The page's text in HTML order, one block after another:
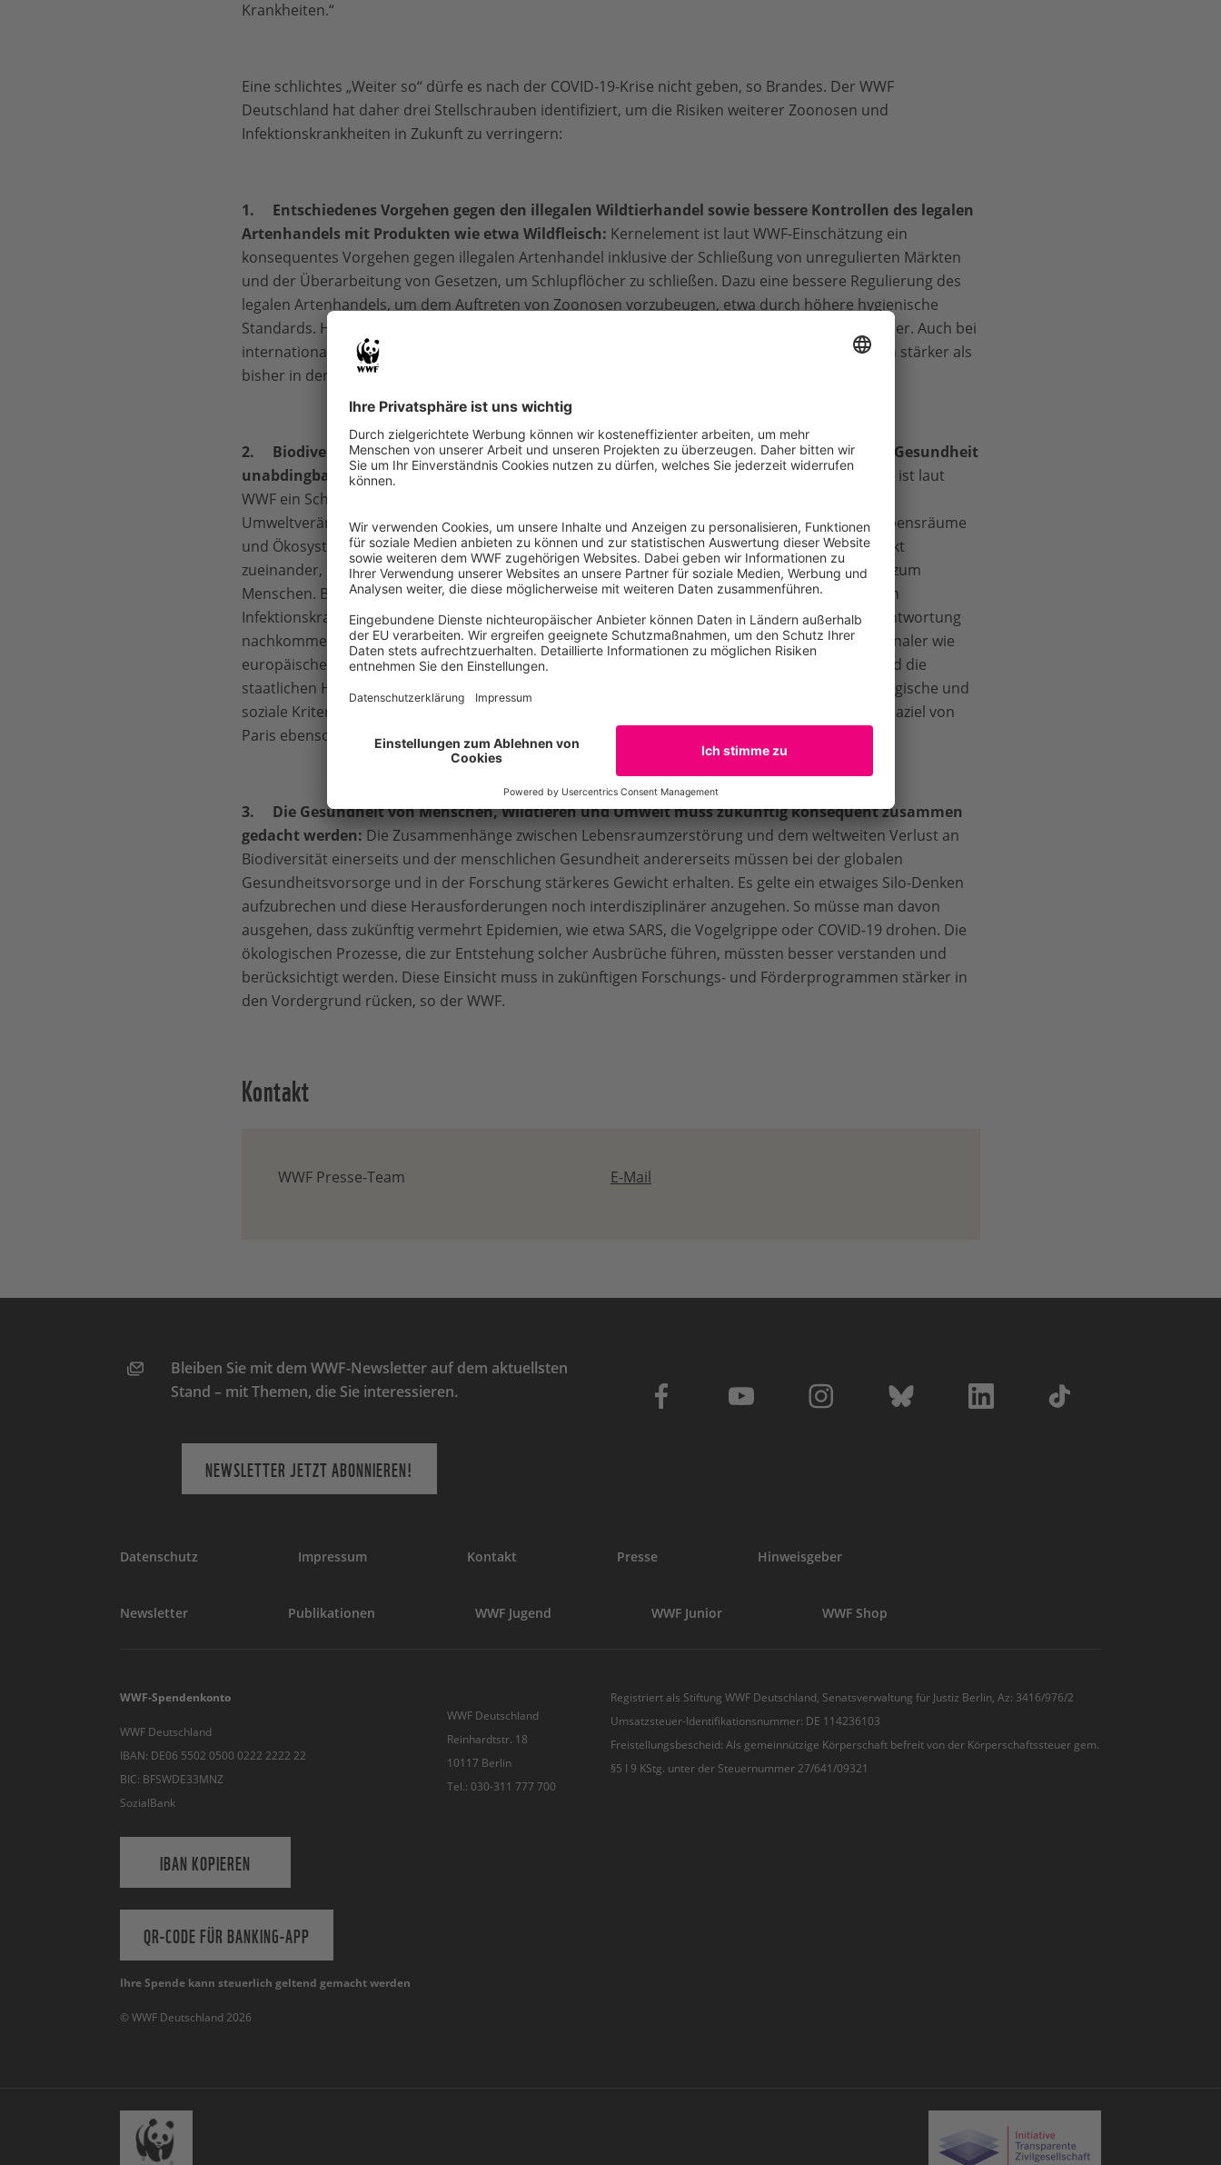
Krankheiten.“
Eine schlichtes „Weiter so“ dürfe es nach der COVID-19-Krise nicht geben, so Brandes. Der WWF
Deutschland hat daher drei Stellschrauben identifiziert, um die Risiken weiterer Zoonosen und
Infektionskrankheiten in Zukunft zu verringern:
1. Entschiedenes Vorgehen gegen den illegalen Wildtierhandel sowie bessere Kontrollen des legalen
Artenhandels mit Produkten wie etwa Wildfleisch: Kernelement ist laut WWF-Einschätzung ein
konsequentes Vorgehen gegen illegalen Artenhandel inklusive der Schließung von unregulierten Märkten
und der Überarbeitung von Gesetzen, um Schlupflöcher zu schließen. Dazu eine bessere Regulierung des
legalen Artenhandels, um dem Auftreten von Zoonosen vorzubeugen, etwa durch höhere hygienische
Standards. Hier bräuchte es mehr Unterstützung - gerade für Entwicklungs- und Schwellenländer. Auch bei
internationalen Abkommen und Verhandlungen muss das Thema, so die WWF-Forderung, noch stärker als
bisher in den Fokus rücken.
2. Biodiversität schützen und anerkennen, dass diese für Ökosysteme und menschliche Gesundheit
unabdingbar ist:Der Schutz der biologischen Vielfalt und ein Ende der Lebensraumzerstörung ist laut
WWF ein Schlüsselfaktor, um die Ausbreitung neuer Infektionskrankheiten zu verhindern.
Umweltveränderung führen zu neuen Ausbreitungsmustern von Krankheitserregern. Wenn Lebensräume
und Ökosysteme zerstört werden und natürliche Barrieren wegfallen, bringt das Arten in Kontakt
zueinander, die vorher nicht im Kontakt waren. Außerdem entsteht eine neue, räumliche Nähe zum
Menschen. Beide Faktoren erhöhen die Wahrscheinlichkeit der Entstehung und Verbreitung von
Infektionskrankheiten und Zoonosen. Deutschland muss hier im eigenen Interesse seiner Verantwortung
nachkommen und eine Vorreiterrolle übernehmen. Konkret fordert der WWF Gesetze auf nationaler wie
europäischer Ebene für entwaldungsfreie und nachhaltige Lieferketten. Die Finanzwirtschaft und die
staatlichen Hilfs- und Konjunkturprogramme müssen umgehend neben der Solvenz auch ökologische und
soziale Kriterien aufstellen und deren schrittweise Erfüllung überprüfen. Hierzu gehört das Klimaziel von
Paris ebenso wie die Nachhaltigen Entwicklungsziele der Vereinten Nationen.
3. Die Gesundheit von Menschen, Wildtieren und Umwelt muss zukünftig konsequent zusammen
gedacht werden: Die Zusammenhänge zwischen Lebensraumzerstörung und dem weltweiten Verlust an
Biodiversität einerseits und der menschlichen Gesundheit andererseits müssen bei der globalen
Gesundheitsvorsorge und in der Forschung stärkeres Gewicht erhalten. Es gelte ein etwaiges Silo-Denken
aufzubrechen und diese Herausforderungen noch interdisziplinärer anzugehen. So müsse man davon
ausgehen, dass zukünftig vermehrt Epidemien, wie etwa SARS, die Vogelgrippe oder COVID-19 drohen. Die
ökologischen Prozesse, die zur Entstehung solcher Ausbrüche führen, müssten besser verstanden und
berücksichtigt werden. Diese Einsicht muss in zukünftigen Forschungs- und Förderprogrammen stärker in
den Vordergrund rücken, so der WWF.
Kontakt
WWF Presse-Team E-Mail
Bleiben Sie mit dem WWF-Newsletter auf dem aktuellsten
Stand – mit Themen, die Sie interessieren.
NEWSLETTER JETZT ABONNIEREN!
Datenschutz Impressum Kontakt Presse Hinweisgeber
Newsletter Publikationen WWF Jugend WWF Junior WWF Shop
WWF-Spendenkonto
WWF Deutschland
IBAN: DE06 5502 0500 0222 2222 22
BIC: BFSWDE33MNZ
SozialBank
IBAN KOPIEREN
QR-CODE FÜR BANKING-APP
WWF Deutschland
Reinhardtstr. 18
10117 Berlin
Tel.: 030-311 777 700
Ihre Spende kann steuerlich geltend gemacht werden
Registriert als Stiftung WWF Deutschland, Senatsverwaltung für Justiz Berlin, Az: 3416/976/2
Umsatzsteuer-Identifikationsnummer: DE 114236103
Freistellungsbescheid: Als gemeinnützige Körperschaft befreit von der Körperschaftssteuer gem.
§5 I 9 KStg. unter der Steuernummer 27/641/09321
© WWF Deutschland 2026